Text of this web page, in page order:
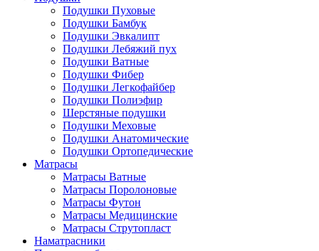
Подушки Пуховые
Подушки Бамбук
Подушки Эвкалипт
Подушки Лебяжий пух
Подушки Ватные
Подушки Фибер
Подушки Легкофайбер
Подушки Полиэфир
Шерстяные подушки
Подушки Меховые
Подушки Анатомические
Подушки Ортопедические
Матрасы
Матрасы Ватные
Матрасы Поролоновые
Матрасы Футон
Матрасы Медицинские
Матрасы Струтопласт
Наматрасники